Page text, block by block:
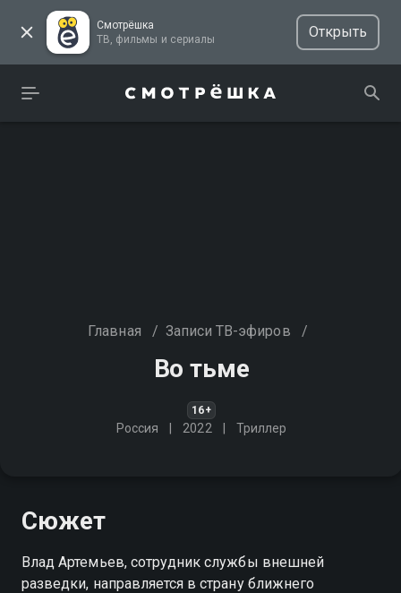
Смотрёшка
ТВ, фильмы и сериалы
Открыть
Главная / Записи ТВ-эфиров /
Во тьме
16+
Россия 2022 Триллер
Сюжет
Влад Артемьев, сотрудник службы внешней
разведки, направляется в страну ближнего